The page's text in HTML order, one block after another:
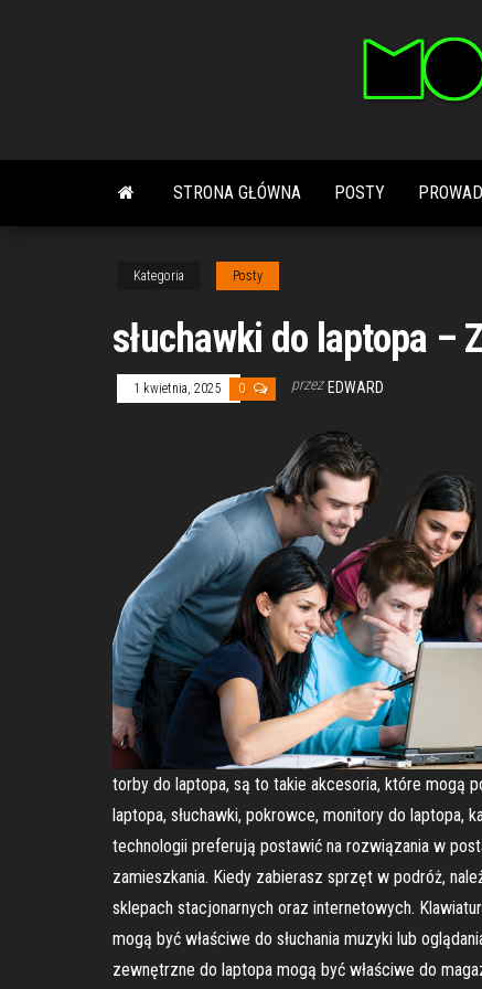
STRONA GŁÓWNA POSTY
Kategoria Posty
słuchawki do laptopa –
1 kwietnia, 2025 0 przez EDWARD
torby do laptopa, są to takie akcesoria, które mogą
laptopa, słuchawki, pokrowce, monitory do laptopa,
technologii preferują postawić na rozwiązania w
zamieszkania. Kiedy zabierasz sprzęt w podróż,
sklepach stacjonarnych oraz internetowych.
mogą być właściwe do słuchania muzyki lub
zewnętrzne do laptopa mogą być właściwe do